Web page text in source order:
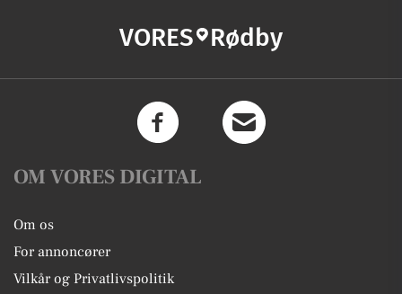
VORES Rødby
OM VORES DIGITAL
Om os
For annoncører
Vilkår og Privatlivspolitik